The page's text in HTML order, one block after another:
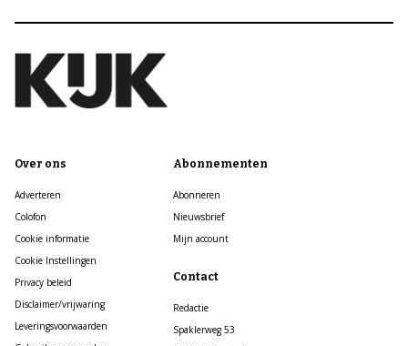
Over ons
Adverteren
Colofon
Cookie informatie
Cookie Instellingen
Privacy beleid
Disclaimer/vrijwaring
Leveringsvoorwaarden
Abonnementen
Abonneren
Nieuwsbrief
Mijn account
Contact
Redactie
Spaklerweg 53